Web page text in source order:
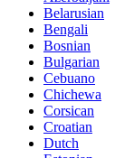
Belarusian
Bengali
Bosnian
Bulgarian
Cebuano
Chichewa
Corsican
Croatian
Dutch